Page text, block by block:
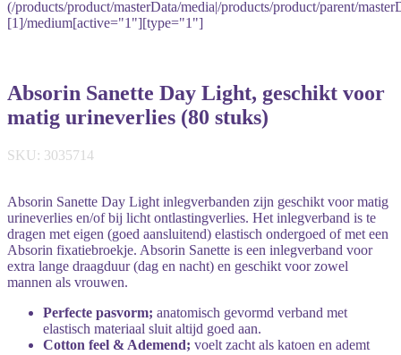
(/products/product/masterData/media|/products/product/parent/
[1]/medium[active="1"][type="1"]
Absorin Sanette Day Light, geschikt voor
matig urineverlies (80 stuks)
SKU: 3035714
Absorin Sanette Day Light inlegverbanden zijn geschikt voor matig
urineverlies en/of bij licht ontlastingverlies. Het inlegverband is te
dragen met eigen (goed aansluitend) elastisch ondergoed of met een
Absorin fixatiebroekje. Absorin Sanette is een inlegverband voor
extra lange draagduur (dag en nacht) en geschikt voor zowel
mannen als vrouwen.
Perfecte pasvorm; anatomisch gevormd verband met
elastisch materiaal sluit altijd goed aan.
Cotton feel & Ademend; voelt zacht als katoen en ademt